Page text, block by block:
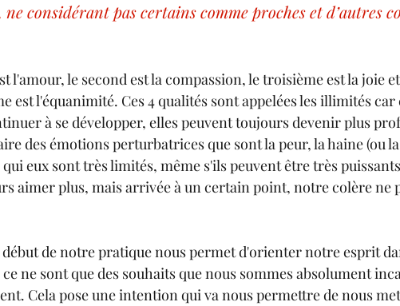
ne considérant pas certains comme proches et d’autres
l'amour, le second est la compassion, le troisième est la joie
est l'équanimité. Ces 4 qualités sont appelées les illimités car
à se développer, elles peuvent toujours devenir plus
des émotions perturbatrices que sont la peur, la haine (ou
eux sont très limités, même s'ils peuvent être très
aimer plus, mais arrivée à un certain point, notre colère ne
début de notre pratique nous permet d'orienter notre esprit
ne sont que des souhaits que nous sommes absolument
Cela pose une intention qui va nous permettre de nous